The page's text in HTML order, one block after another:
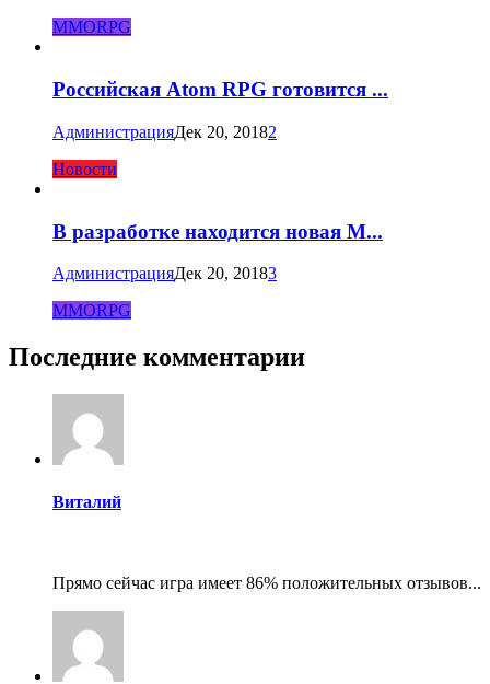
MMORPG
Российская Atom RPG готовится ...
АдминистрацияДек 20, 20182
Новости
В разработке находится новая M...
АдминистрацияДек 20, 20183
MMORPG
Последние комментарии
Виталий
Прямо сейчас игра имеет 86% положительных отзывов...